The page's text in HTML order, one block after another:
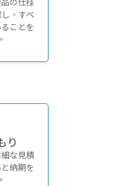
の仕様
、すべ
ことを
り
な見積
納期を